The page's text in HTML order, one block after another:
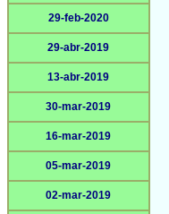
29-feb-2020
29-abr-2019
13-abr-2019
30-mar-2019
16-mar-2019
05-mar-2019
02-mar-2019